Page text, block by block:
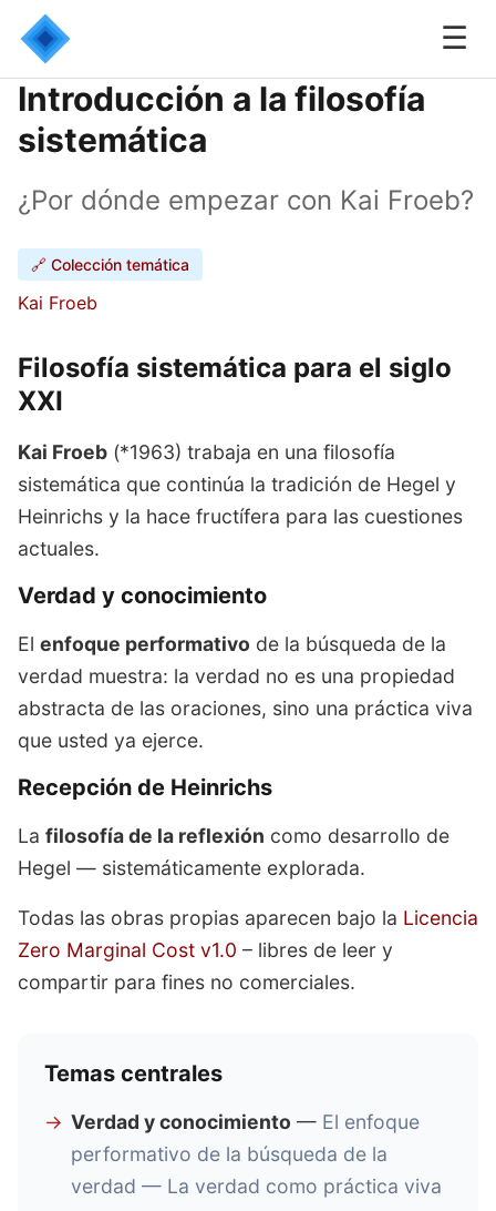
☰
Introducción a la filosofía
sistemática
¿Por dónde empezar con Kai Froeb?
🔗 Colección temática
Kai Froeb
Filosofía sistemática para el siglo
XXI
Kai Froeb (*1963) trabaja en una filosofía
sistemática que continúa la tradición de Hegel y
Heinrichs y la hace fructífera para las cuestiones
actuales.
Verdad y conocimiento
El enfoque performativo de la búsqueda de la
verdad muestra: la verdad no es una propiedad
abstracta de las oraciones, sino una práctica viva
que usted ya ejerce.
Recepción de Heinrichs
La filosofía de la reflexión como desarrollo de
Hegel — sistemáticamente explorada.
Todas las obras propias aparecen bajo la Licencia
Zero Marginal Cost v1.0 – libres de leer y
compartir para fines no comerciales.
Temas centrales
Verdad y conocimiento — El enfoque
performativo de la búsqueda de la
verdad — La verdad como práctica viva